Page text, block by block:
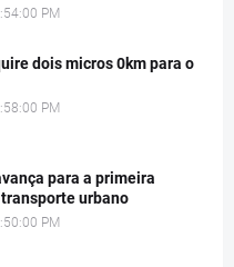
PM
dois micros 0km para o
PM
para a primeira
urbano
PM